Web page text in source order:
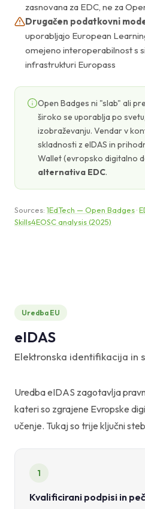
zasnovana za EDC, ne za
Drugačen podatkovni
uporabljajo European
omejeno interoperabilnost s
infrastrukturi Europass
Open Badges ni "slab" ali
široko se uporablja po
izobraževanju. Vendar v
skladnosti z eIDAS in
Wallet (evropsko digitalno
alternativa EDC.
Sources: 1EdTech — Open Badges·
Skills4EOSC analysis (2025)
Uredba EU
eIDAS
Elektronska identifikacija in
Uredba eIDAS zagotavlja
kateri so zgrajene Evropske
učenje. Tukaj so trije ključni
1
Kvalificirani podpisi in